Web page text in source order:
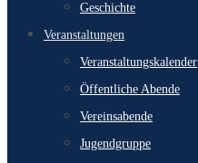
Geschichte
Veranstaltungen
Veranstaltungskalender
Öffentliche Abende
Vereinsabende
Jugendgruppe